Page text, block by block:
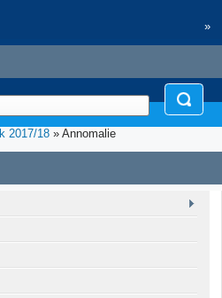
»
2017/18 » Annomalie